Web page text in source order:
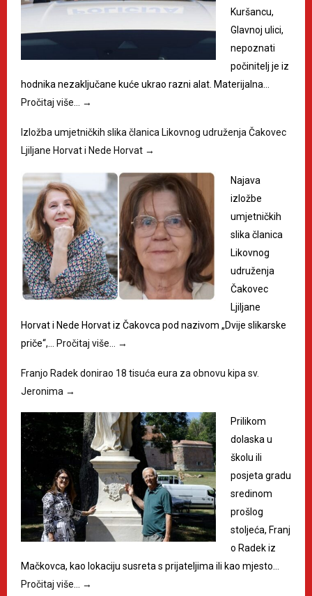
Kuršancu,
Glavnoj ulici,
nepoznati
počinitelj je iz
hodnika nezaključane kuće ukrao razni alat. Materijalna…
Pročitaj više…
→
Izložba umjetničkih slika članica Likovnog udruženja Čakovec
Ljiljane Horvat i Nede Horvat →
Najava
izložbe
umjetničkih
slika članica
Likovnog
udruženja
Čakovec
Ljiljane
Horvat i Nede Horvat iz Čakovca pod nazivom „Dvije slikarske
priče“,… Pročitaj više… →
Franjo Radek donirao 18 tisuća eura za obnovu kipa sv.
Jeronima →
Prilikom
dolaska u
školu ili
posjeta gradu
sredinom
prošlog
stoljeća, Franj
o Radek iz
Mačkovca, kao lokaciju susreta s prijateljima ili kao mjesto…
Pročitaj više…
→